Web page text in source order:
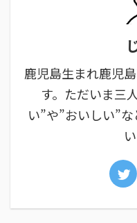
鹿児島生まれ鹿児
す。ただいま三
い”や”おいしい”